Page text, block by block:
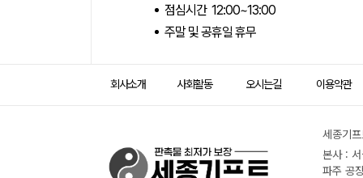
점심시간 12:00~13:00
주말 및 공휴일 휴무
회사소개 사회활동 오시는길 이용약관
세종기
본사 :
파주 공